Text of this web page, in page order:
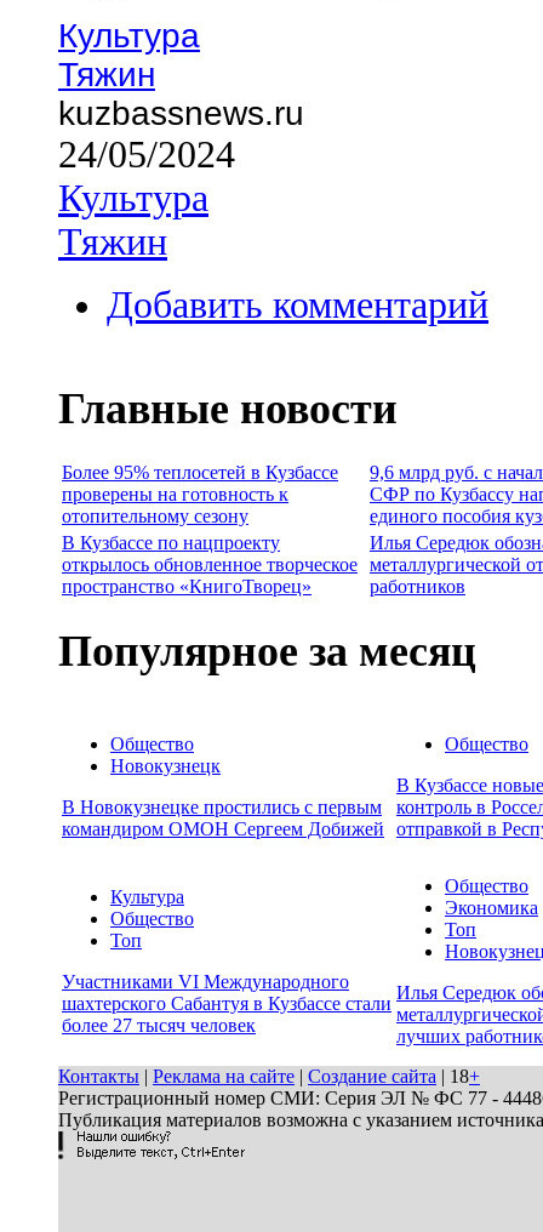
Культура
Тяжин
kuzbassnews.ru
24/05/2024
Культура
Тяжин
Добавить комментарий
Главные новости
Более 95% теплосетей в Кузбассе
проверены на готовность к
отопительному сезону
9,6 млрд руб. с
СФР по Кузбассу
единого пособия
В Кузбассе по нацпроекту
открылось обновленное творческое
пространство «КнигоТворец»
Илья Середюк
металлургической
работников
Популярное за месяц
Общество
Новокузнецк
В Новокузнецке простились с первым
командиром ОМОН Сергеем Добижей
Общество
В Кузбассе
контроль в
отправкой в
Культура
Общество
Топ
Участниками VI Международного
шахтерского Сабантуя в Кузбассе стали
более 27 тысяч человек
Общество
Экономика
Топ
Илья Середюк
лучших
Контакты | Реклама на сайте | Создание сайта | 18+
Регистрационный номер СМИ: Серия ЭЛ № ФС 77 - 44486
Публикация материалов возможна с указанием